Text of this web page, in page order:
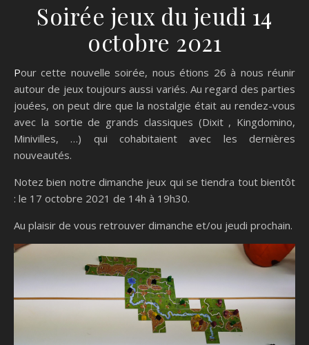
Soirée jeux du jeudi 14
octobre 2021
Pour cette nouvelle soirée, nous étions 26 à nous réunir
autour de jeux toujours aussi variés. Au regard des parties
jouées, on peut dire que la nostalgie était au rendez-vous
avec la sortie de grands classiques (Dixit , Kingdomino,
Minivilles, …) qui cohabitaient avec les dernières
nouveautés.
Notez bien notre dimanche jeux qui se tiendra tout bientôt
: le 17 octobre 2021 de 14h à 19h30.
Au plaisir de vous retrouver dimanche et/ou jeudi prochain.